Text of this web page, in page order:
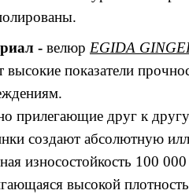
- велюр EGIDA
высокие показатели
прилегающие друг к
создают абсолютную
износостойкость 100
высокой